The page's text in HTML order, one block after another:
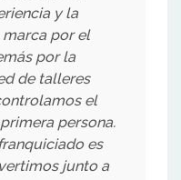
y la
por el
por la
de talleres
el
persona.
es
junto a